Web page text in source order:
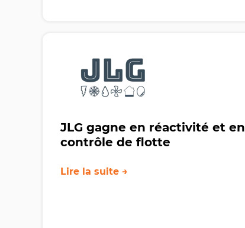
JLG gagne en réactivité et en
contrôle de flotte
Lire la suite →